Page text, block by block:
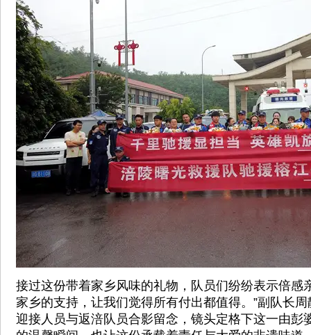
接过这份带着家乡风味的礼物，队员们纷纷表示倍感
家乡的支持，让我们觉得所有付出都值得。”副队长
迎接人员与返涪队员合影留念，镜头定格下这一由彭